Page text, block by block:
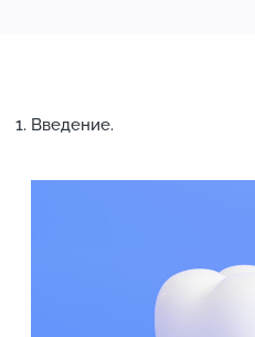
Введение.